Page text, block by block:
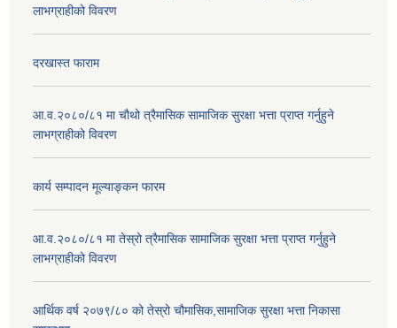
लाभग्राहीको विवरण
दरखास्त फाराम
आ.व.२०८०/८१ मा चौथो त्रैमासिक सामाजिक सुरक्षा भत्ता प्राप्त गर्नुहुने
लाभग्राहीको विवरण
कार्य सम्पादन मूल्याङ्कन फारम
आ.व.२०८०/८१ मा तेस्रो त्रैमासिक सामाजिक सुरक्षा भत्ता प्राप्त गर्नुहुने
लाभग्राहीको विवरण
आर्थिक वर्ष २०७९/८० को तेस्रो चौमासिक,सामाजिक सुरक्षा भत्ता निकासा